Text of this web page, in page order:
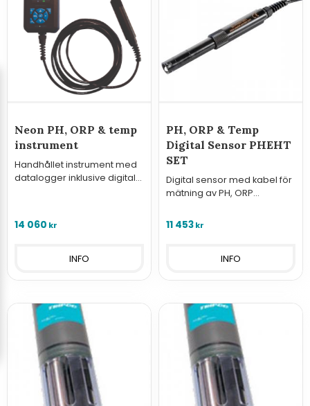
Neon PH, ORP & temp
instrument
Handhållet instrument med
datalogger inklusive digital
Potential) och temp i vatten.
14 060 kr
INFO
PH, ORP & Temp
Digital Sensor PHEHT
SET
Digital sensor med kabel för
mätning av PH, ORP
Potential) och temperatur i
11 453kr
INFO